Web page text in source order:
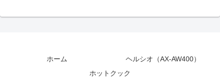
ホーム
ヘルシオ（AX-AW400）
ホットクック